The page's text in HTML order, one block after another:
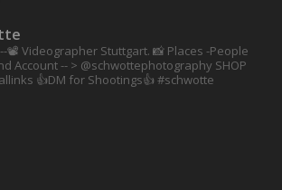
📽️ Videographer Stuttgart. 📸 Places -People
Account-- > @schwottephotography SHOP
👍DM for Shootings👍 #schwotte